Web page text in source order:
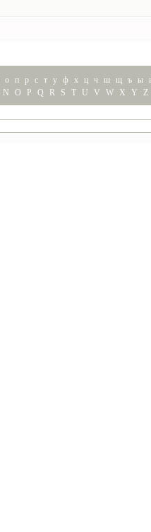
о п р с т у ф х ц ч ш щ ъ ы
N O P Q R S T U V W X Y Z